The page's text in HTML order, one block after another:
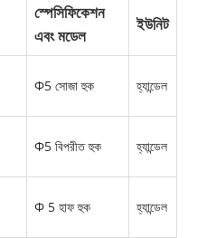
স্পেসিফিকেশন
এবং মডেল
ইউনিট
Φ5 সোজা হুক হ্যান্ডেল
Φ5 বিপরীত হুক হ্যান্ডেল
Φ 5 হাফ হুক হ্যান্ডেল